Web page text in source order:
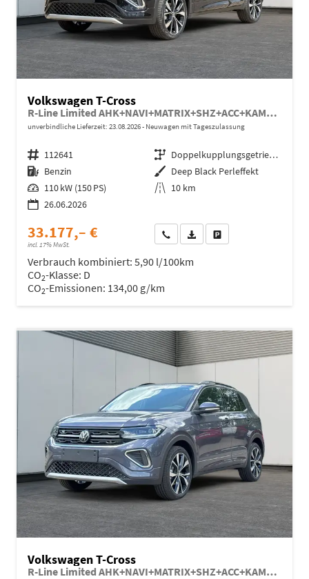
Volkswagen T-Cross
R-Line Limited AHK+NAVI+MATRIX+SHZ+ACC+KAMERA+18'' ALU
unverbindliche Lieferzeit: 23.08.2026 Neuwagen mit Tageszulassung
Fahrzeugnr. 112641 Getriebe
Doppelkupplungsgetriebe (DSG)
Kraftstoff Benzin Außenfarbe Deep Black Perleffekt
Leistung 110 kW (150 PS) Kilometerstand 10 km
26.06.2026
33.177,– €
incl. 17% MwSt.
Wir rufen Sie anFahrzeugexposé (PDF)
Verbrauch kombiniert: 5,90 l/100km
CO2-Klasse: D
CO2-Emissionen: 134,00 g/km
Volkswagen T-Cross
R-Line Limited AHK+NAVI+MATRIX+SHZ+ACC+KAMERA+18'' ALU